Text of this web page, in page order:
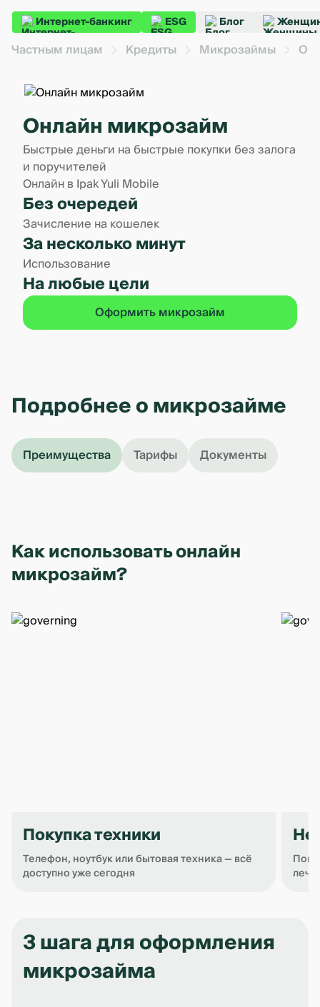
Интернет-банкинг ESG Блог
Частным лицам Кредиты Микрозаймы
Онлайн микрозайм
Быстрые деньги на быстрые покупки без залога
и поручителей
Онлайн в Ipak Yuli Mobile
Без очередей
Зачисление на кошелек
За несколько минут
Использование
На любые цели
Оформить микрозайм
Подробнее о микрозайме
Преимущества Тарифы Документы
Как использовать онлайн
микрозайм?
Покупка техники
Телефон, ноутбук или бытовая техника — всё
доступно уже сегодня
3 шага для оформления
микрозайма